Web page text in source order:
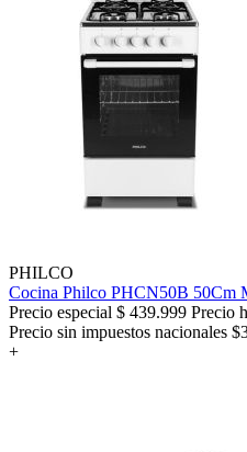
PHILCO
Cocina Philco PHCN50B 50Cm
Precio especial $ 439.999 Precio
Precio sin impuestos nacionales
+